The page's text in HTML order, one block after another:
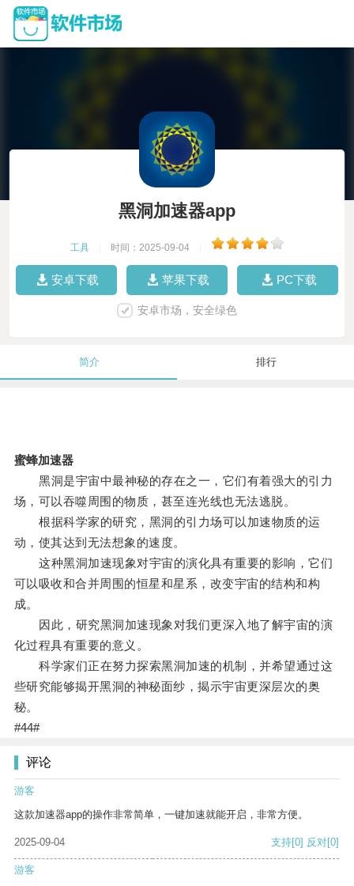
黑洞加速器app
工具 时间：2025-09-04
安卓下载 苹果下载 PC下载
安卓市场，安全绿色
简介 排行
蜜蜂加速器
黑洞是宇宙中最神秘的存在之一，它们有着强大的引力
场，可以吞噬周围的物质，甚至连光线也无法逃脱。
根据科学家的研究，黑洞的引力场可以加速物质的运
动，使其达到无法想象的速度。
这种黑洞加速现象对宇宙的演化具有重要的影响，它们
可以吸收和合并周围的恒星和星系，改变宇宙的结构和构
成。
因此，研究黑洞加速现象对我们更深入地了解宇宙的演
化过程具有重要的意义。
科学家们正在努力探索黑洞加速的机制，并希望通过这
些研究能够揭开黑洞的神秘面纱，揭示宇宙更深层次的奥
秘。
#44#
评论
游客
这款加速器app的操作非常简单，一键加速就能开启，非常方便。
2025-09-04 支持[0] 反对[0]
游客